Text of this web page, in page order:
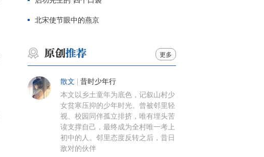
北宋使节眼中的燕京
更多
散文 昔时少年行
本文以乡土童年为底色，记叙山村少
女贫寒压抑的少年时光。曾被邻里轻
视、校园同伴孤立排挤，唯有埋头苦
读支撑自己，最终成为全村唯一考上
初中的人。邻里态度反转之后，昔日
敌对的伙伴